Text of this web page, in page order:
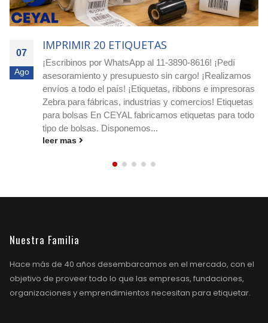
07
Ago
IMPRIMIR 1250 ETIQUETAS
Ordená hoy - Argentina! Etiquetas redondas para -
Dietéticas / Fruterías / Proveedurías ¡Comprá etiquetas
circulares blancas o impresas en Ceyal y destacá tus
productos! Si buscás etiquetas circulares blancas o
impresas, ¡en Ceyal tenemos la solución ideal para tu
negocio!...
leer mas
Nuestra Familia
Hace más de 40 años desembarcamos en el mercado, con el
objetivo de proveer todo lo que las empresas, fundaciones,
organizaciones y emprendimientos necesitan para etiquetar.